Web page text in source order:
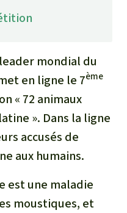
et le béton
mondial du
en ligne le 7ème
« 72 animaux
». Dans la ligne
accusés de
aux humains.
est une maladie
moustiques, et